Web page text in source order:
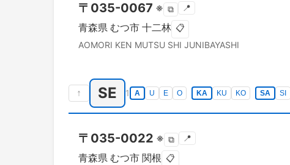
〒 035-0067 ※ ⧉ 📍
青森県 むつ市 十二林 📋
AOMORI KEN MUTSU SHI JUNIBAYASHI
↑ SE 1 A U E O KA KU KO SA SI
〒 035-0022 ※ ⧉ 📍
青森県 むつ市 関根 📋